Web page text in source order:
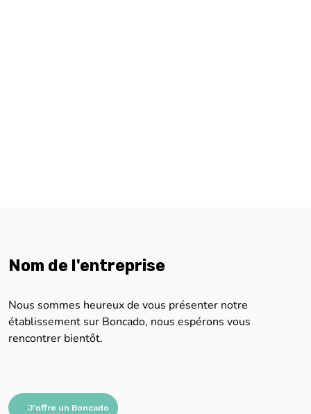
Nom de l'entreprise
Nous sommes heureux de vous présenter notre
établissement sur Boncado, nous espérons vous
rencontrer bientôt.
J'offre un Boncado